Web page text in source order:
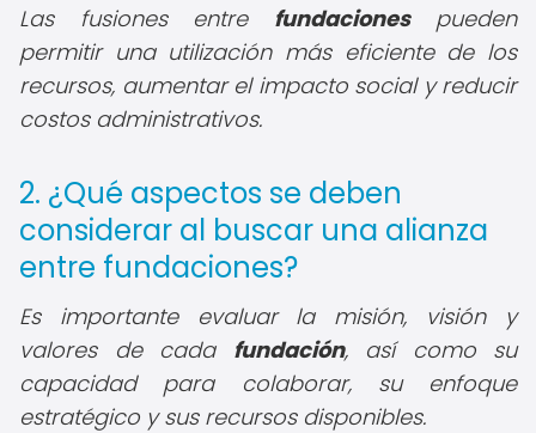
Las fusiones entre fundacionespueden
permitir una utilización más eficiente de los
recursos, aumentar el impacto social y reducir
costos administrativos.
2. ¿Qué aspectos se deben
considerar al buscar una alianza
entre fundaciones?
Es importante evaluar la misión, visión y
valores de cada fundación, así como su
capacidad para colaborar, su enfoque
estratégico y sus recursos disponibles.